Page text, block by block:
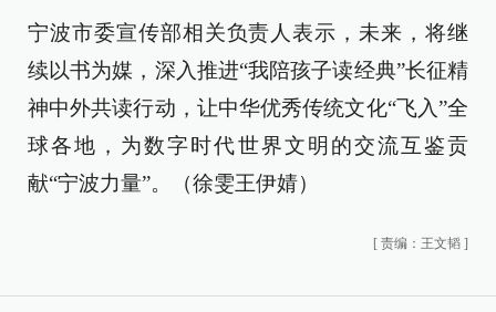
宁波市委宣传部相关负责人表示，未来，将继
续以书为媒，深入推进“我陪孩子读经典”长征精
神中外共读行动，让中华优秀传统文化“飞入”全
球各地，为数字时代世界文明的交流互鉴贡
献“宁波力量”。（徐雯王伊婧）
[ 责编：王文韬 ]